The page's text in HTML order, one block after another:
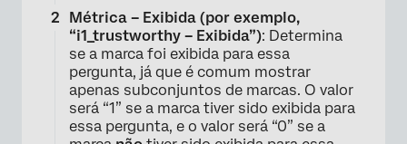
Métrica – Exibida (por exemplo,
“i1_trustworthy – Exibida”): Determina
se a marca foi exibida para essa
pergunta, já que é comum mostrar
apenas subconjuntos de marcas. O valor
será “1” se a marca tiver sido exibida para
essa pergunta, e o valor será “0” se a